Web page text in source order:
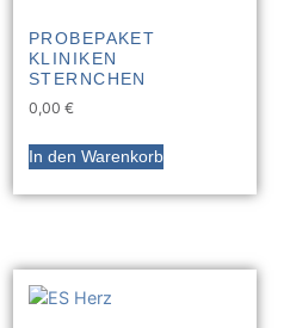
PROBEPAKET
KLINIKEN
STERNCHEN
0,00 €
In den Warenkorb